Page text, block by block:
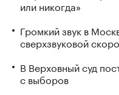
или никогда»
Громкий звук в
сверхзвуковой
В Верховный суд
с выборов